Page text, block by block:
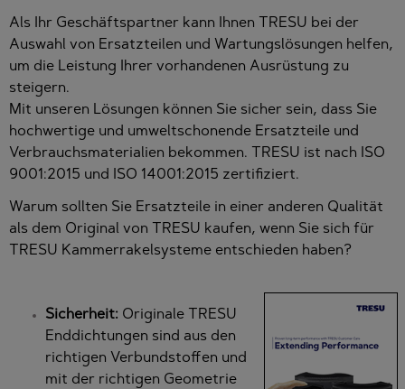
Als Ihr Geschäftspartner kann Ihnen TRESU bei der
Auswahl von Ersatzteilen und Wartungslösungen helfen,
um die Leistung Ihrer vorhandenen Ausrüstung zu
steigern.
Mit unseren Lösungen können Sie sicher sein, dass Sie
hochwertige und umweltschonende Ersatzteile und
Verbrauchsmaterialien bekommen. TRESU ist nach ISO
9001:2015 und ISO 14001:2015 zertifiziert.
Warum sollten Sie Ersatzteile in einer anderen Qualität
als dem Original von TRESU kaufen, wenn Sie sich für
TRESU Kammerrakelsysteme entschieden haben?
Sicherheit: Originale TRESU
Enddichtungen sind aus den
richtigen Verbundstoffen und
mit der richtigen Geometrie